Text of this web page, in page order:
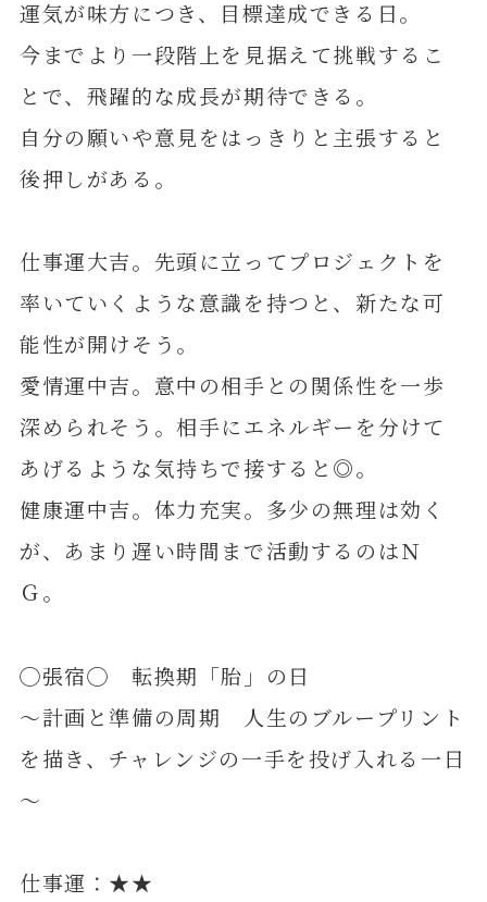
運気が味方につき、目標達成できる日。
今までより一段階上を見据えて挑戦するこ
とで、飛躍的な成長が期待できる。
自分の願いや意見をはっきりと主張すると
後押しがある。
仕事運大吉。先頭に立ってプロジェクトを
率いていくような意識を持つと、新たな可
能性が開けそう。
愛情運中吉。意中の相手との関係性を一歩
深められそう。相手にエネルギーを分けて
あげるような気持ちで接すると◎。
健康運中吉。体力充実。多少の無理は効く
が、あまり遅い時間まで活動するのはＮ
Ｇ。
◯張宿◯ 転換期「胎」の日
～計画と準備の周期 人生のブループリント
を描き、チャレンジの一手を投げ入れる一日
～
仕事運：★★